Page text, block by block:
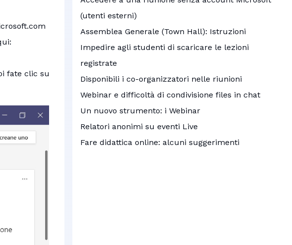
fate clic su
(utenti esterni)
Assemblea Generale (Town Hall): Istruzioni
Impedire agli studenti di scaricare le lezioni
registrate
Disponibili i co-organizzatori nelle riunioni
Webinar e difficoltà di condivisione files in chat
Un nuovo strumento: i Webinar
Relatori anonimi su eventi Live
Fare didattica online: alcuni suggerimenti